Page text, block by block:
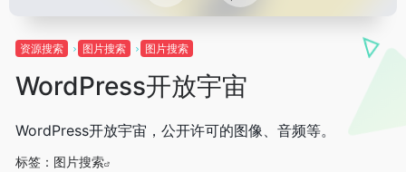
资源搜索 图片搜索 图片搜索
WordPress开放宇宙
WordPress开放宇宙，公开许可的图像、音频等。
标签： 图片搜索